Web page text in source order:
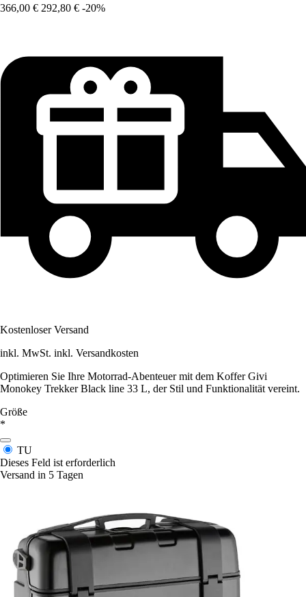
366,00 € 292,80 € -20%
Kostenloser Versand
inkl. MwSt. inkl. Versandkosten
Optimieren Sie Ihre Motorrad-Abenteuer mit dem Koffer Givi
Monokey Trekker Black line 33 L, der Stil und Funktionalität vereint.
Größe
*
TU
Dieses Feld ist erforderlich
Versand in 5 Tagen